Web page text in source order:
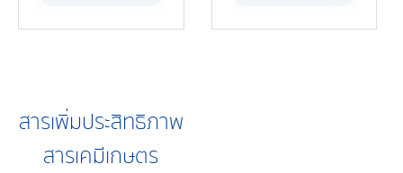
สารเพิ่มประสิทธิภาพ
สารเคมีเกษตร